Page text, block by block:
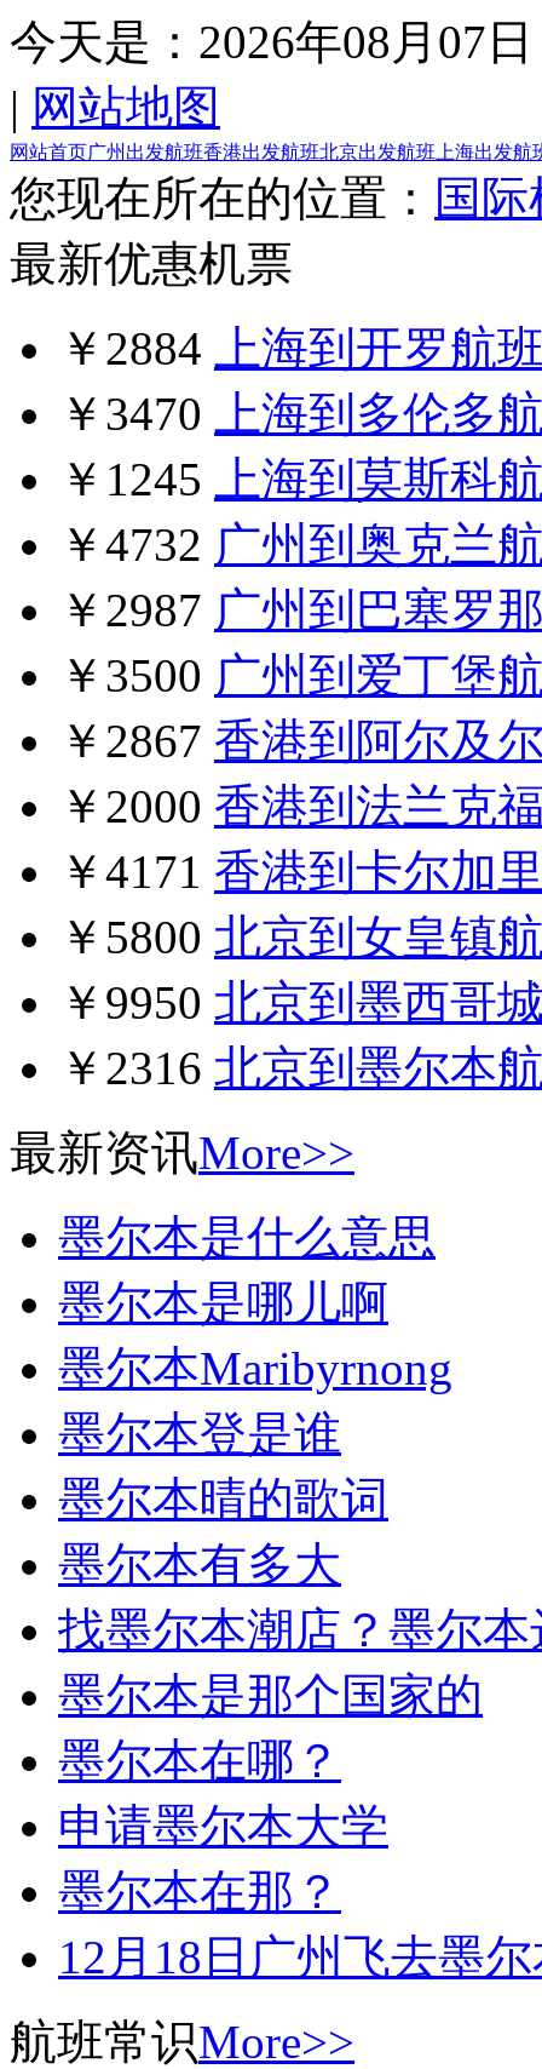
今天是： 2026年08月07日
| 网站地图
网站首页广州出发航班香港出发航班北京出发航班 上海出发航
您现在所在的位置： 国
最新优惠机票
￥2884
上海到开罗航
￥3470
上海到多伦多
￥1245
上海到莫斯科
￥4732 广州到奥克兰
￥2987 广州到巴塞罗
￥3500 广州到爱丁堡
￥2867 香港到阿尔及
￥2000 香港到法兰克
￥4171 香港到卡尔加
￥5800 北京到女皇镇
￥9950 北京到墨西哥
￥2316 北京到墨尔本
最新资讯More>>
墨尔本是什么意思
墨尔本是哪儿啊
墨尔本Maribyrnong
墨尔本登是谁
墨尔本晴的歌词
墨尔本有多大
找墨尔本潮店？墨尔
墨尔本是那个国家的
墨尔本在哪？
申请墨尔本大学
墨尔本在那？
12月18日广州飞去墨
航班常识More>>